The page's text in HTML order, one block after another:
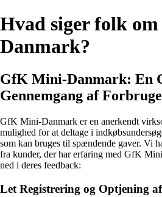
Hvad siger folk
Danmark?
GfK Mini-Danmark: En
Gennemgang af
GfK Mini-Danmark er en anerkendt
mulighed for at deltage i
som kan bruges til spændende gaver. Vi
fra kunder, der har erfaring med GfK
ned i deres feedback:
Let Registrering og Optjening